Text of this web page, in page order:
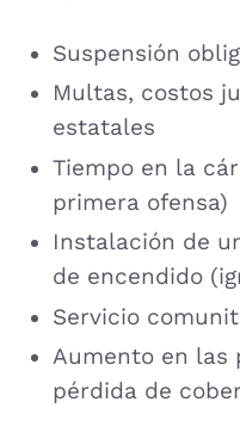
Suspensión
Multas, costos
estatales
Tiempo en la
primera ofensa)
Instalación de
de encendido
Servicio
Aumento en las
pérdida de